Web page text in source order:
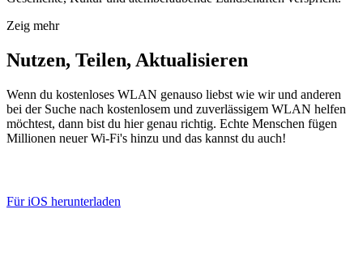
Zeig mehr
Nutzen, Teilen, Aktualisieren
Wenn du kostenloses WLAN genauso liebst wie wir und anderen
bei der Suche nach kostenlosem und zuverlässigem WLAN helfen
möchtest, dann bist du hier genau richtig. Echte Menschen fügen
Millionen neuer Wi-Fi's hinzu und das kannst du auch!
Für iOS herunterladen